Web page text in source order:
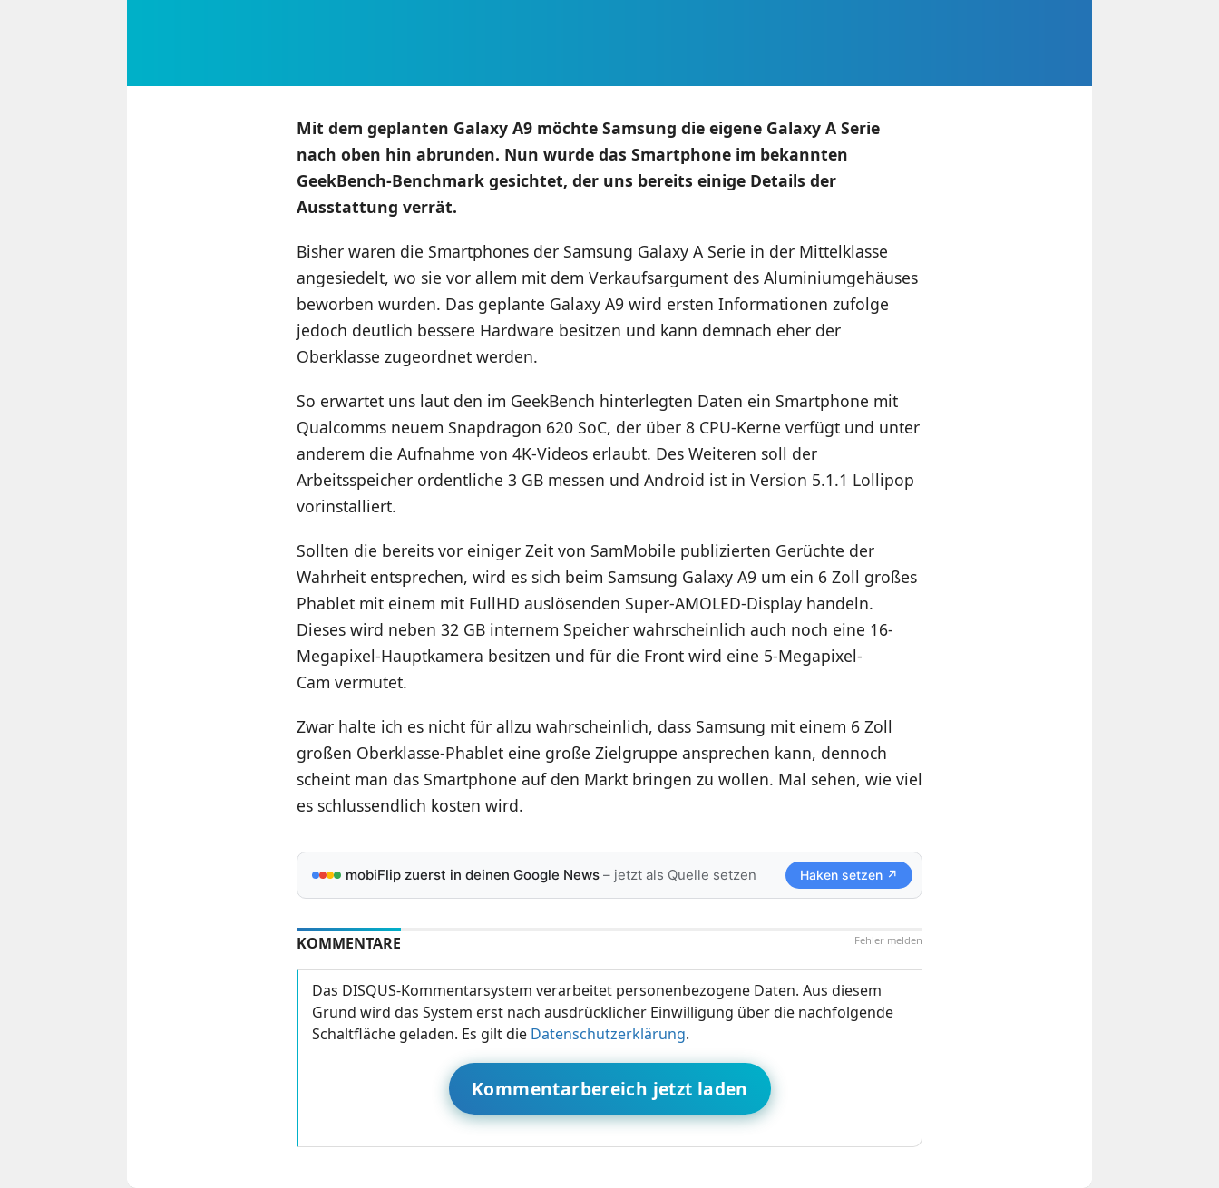
Mit dem geplanten Galaxy A9 möchte Samsung die eigene Galaxy A Serie
nach oben hin abrunden. Nun wurde das Smartphone im bekannten
GeekBench-Benchmark gesichtet, der uns bereits einige Details der
Ausstattung verrät.
Bisher waren die Smartphones der Samsung Galaxy A Serie in der Mittelklasse
angesiedelt, wo sie vor allem mit dem Verkaufsargument des Aluminiumgehäuses
beworben wurden. Das geplante Galaxy A9 wird ersten Informationen zufolge
jedoch deutlich bessere Hardware besitzen und kann demnach eher der
Oberklasse zugeordnet werden.
So erwartet uns laut den im GeekBench hinterlegten Daten ein Smartphone mit
Qualcomms neuem Snapdragon 620 SoC, der über 8 CPU-Kerne verfügt und unter
anderem die Aufnahme von 4K-Videos erlaubt. Des Weiteren soll der
Arbeitsspeicher ordentliche 3 GB messen und Android ist in Version 5.1.1 Lollipop
vorinstalliert.
Sollten die bereits vor einiger Zeit von SamMobile publizierten Gerüchte der
Wahrheit entsprechen, wird es sich beim Samsung Galaxy A9 um ein 6 Zoll großes
Phablet mit einem mit FullHD auslösenden Super-AMOLED-Display handeln.
Dieses wird neben 32 GB internem Speicher wahrscheinlich auch noch eine 16-
Megapixel-Hauptkamera besitzen und für die Front wird eine 5-Megapixel-
Cam vermutet.
Zwar halte ich es nicht für allzu wahrscheinlich, dass Samsung mit einem 6 Zoll
großen Oberklasse-Phablet eine große Zielgruppe ansprechen kann, dennoch
scheint man das Smartphone auf den Markt bringen zu wollen. Mal sehen, wie viel
es schlussendlich kosten wird.
mobiFlip zuerst in deinen Google News– jetzt als Quelle setzen Haken setzen ↗
Fehler melden
KOMMENTARE
Das DISQUS-Kommentarsystem verarbeitet personenbezogene Daten. Aus diesem
Grund wird das System erst nach ausdrücklicher Einwilligung über die nachfolgende
Schaltfläche geladen. Es gilt die Datenschutzerklärung.
Kommentarbereich jetzt laden